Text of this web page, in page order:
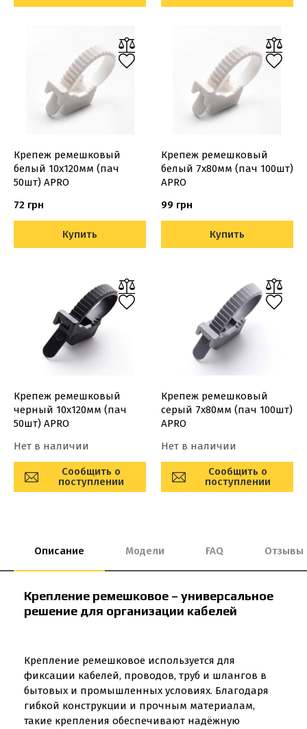
Крепеж ремешковый
белый 10х120мм (пач
50шт) APRO
72 грн
Купить
Крепеж ремешковый
белый 7х80мм (пач 100шт)
APRO
99 грн
Купить
Крепеж ремешковый
черный 10х120мм (пач
50шт) APRO
Нет в наличии
Сообщить о
поступлении
Крепеж ремешковый
серый 7х80мм (пач 100шт)
APRO
Нет в наличии
Сообщить о
поступлении
Описание Модели FAQ Отзывы
Крепление ремешковое – универсальное
решение для организации кабелей
Крепление ремешковое используется для
фиксации кабелей, проводов, труб и шлангов в
бытовых и промышленных условиях. Благодаря
гибкой конструкции и прочным материалам,
такие крепления обеспечивают надёжную